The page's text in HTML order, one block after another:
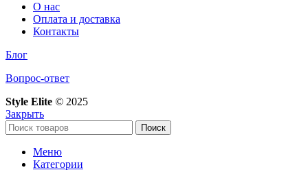
О нас
Оплата и доставка
Контакты
Блог
Вопрос-ответ
Style Elite © 2025
Закрыть
Поиск
Меню
Категории